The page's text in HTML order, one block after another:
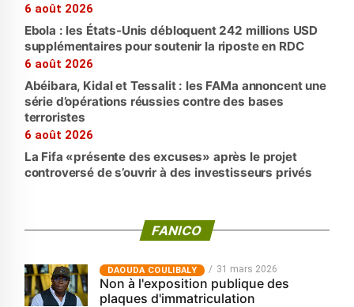
6 août 2026
Ebola : les États-Unis débloquent 242 millions USD
supplémentaires pour soutenir la riposte en RDC
6 août 2026
Abéibara, Kidal et Tessalit : les FAMa annoncent une
série d’opérations réussies contre des bases
terroristes
6 août 2026
La Fifa «présente des excuses» après le projet
controversé de s’ouvrir à des investisseurs privés
FANICO
‎DAOUDA COULIBALY 31 mars 2026
Non à l'exposition publique des
plaques d'immatriculation